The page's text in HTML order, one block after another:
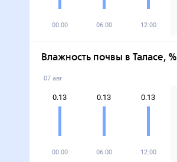
00:00 06:00 12:00
Влажность почвы в Таласе, %
07 авг
0.13
00:00
0.13
06:00
0.13
12:00